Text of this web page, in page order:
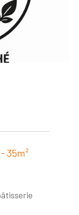
35m²